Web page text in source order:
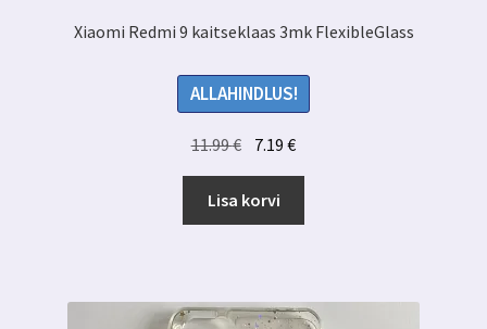
Xiaomi Redmi 9 kaitseklaas 3mk FlexibleGlass
ALLAHINDLUS!
11.99€ Algne
oli:
11.99 €.
7.19€Praegune
7.19 €.
Lisa korvi